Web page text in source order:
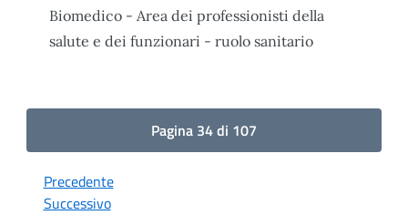
Biomedico - Area dei professionisti della
salute e dei funzionari - ruolo sanitario
Pagina 34 di 107
Precedente
Successivo